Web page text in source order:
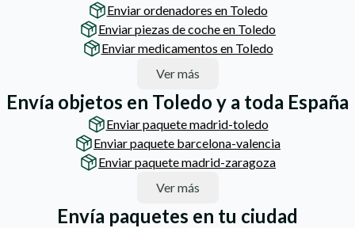
Enviar ordenadores en Toledo
Enviar piezas de coche en Toledo
Enviar medicamentos en Toledo
Ver más
Envía objetos en Toledo y a toda España
Enviar paquete madrid-toledo
Enviar paquete barcelona-valencia
Enviar paquete madrid-zaragoza
Ver más
Envía paquetes en tu ciudad